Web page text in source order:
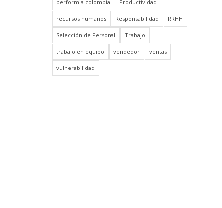
performia colombia Productividad
recursos humanos Responsabilidad RRHH
Selección de Personal Trabajo
trabajo en equipo vendedor ventas
vulnerabilidad